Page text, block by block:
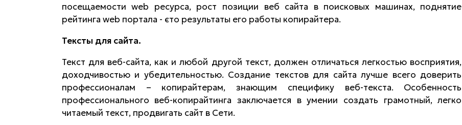
посещаемости web ресурса, рост позиции веб сайта в поисковых машинах, поднятие
рейтинга web портала - єто результаты его работы копирайтера.
Тексты для сайта.
Текст для веб-сайта, как и любой другой текст, должен отличаться легкостью восприятия,
доходчивостью и убедительностью. Создание текстов для сайта лучше всего доверить
профессионалам – копирайтерам, знающим специфику веб-текста. Особенность
профессионального веб-копирайтинга заключается в умении создать грамотный, легко
читаемый текст, продвигать сайт в Сети.